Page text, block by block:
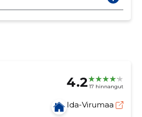
4.2 17 hinnangut
Ida-Virumaa